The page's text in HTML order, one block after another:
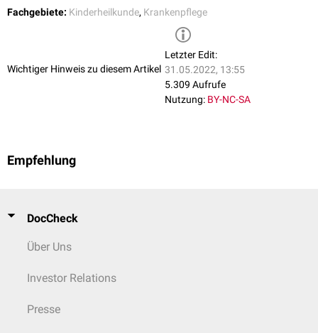
Fachgebiete: Kinderheilkunde, Krankenpflege
Wichtiger Hinweis zu diesem Artikel
Letzter Edit:
31.05.2022, 13:55
5.309 Aufrufe
Nutzung: BY-NC-SA
Empfehlung
DocCheck
Über Uns
Investor Relations
Presse